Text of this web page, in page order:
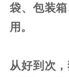
袋、包装
用。
从好到次